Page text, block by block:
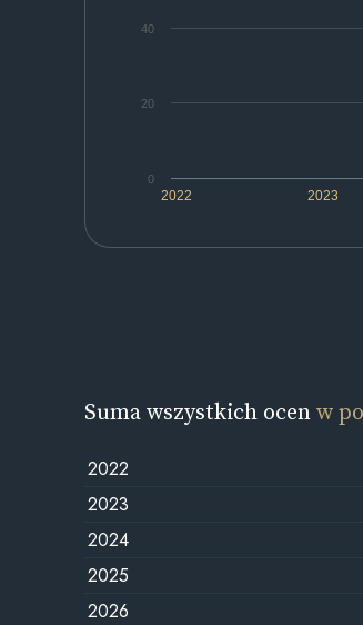
2022 2023
0
20
40
Suma wszystkich ocenw
2022
2023
2024
2025
2026